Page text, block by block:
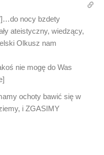
nocy bzdety
ateistyczny, wiedzący,
Olkusz nam
nie mogę do Was
ochoty bawić się w
i ZGASIMY